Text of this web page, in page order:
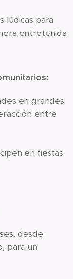
lúdicas para
entretenida
en grandes
entre
en fiestas
desde
para un